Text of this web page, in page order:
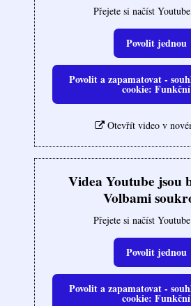
Přejete si načíst
Povolit jednou
Povolit a zapamatovat -
cookie: Funkční
Otevřít video v
Videa Youtube jsou
Volbami
Přejete si načíst
Povolit jednou
Povolit a zapamatovat -
cookie: Funkční